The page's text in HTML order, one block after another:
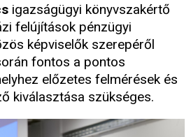
igazságügyi könyvszakértő
felújítások pénzügyi
képviselők szerepéről
fontos a pontos
előzetes felmérések és
kiválasztása szükséges.